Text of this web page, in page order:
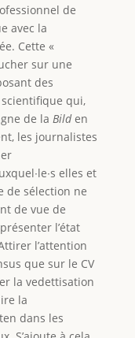
de
avec la
Cette «
sur une
des
qui,
de la Bilden
les journalistes
elles et
de sélection ne
de vue de
l’état
l’attention
que sur le CV
la vedettisation
la
dans les